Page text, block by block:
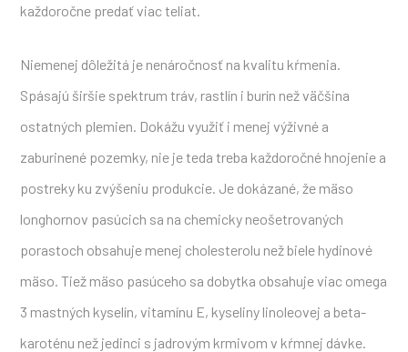
každoročne predať viac teliat.
Niemenej dôležitá je nenáročnosť na kvalitu kŕmenia.
Spásajú širšie spektrum tráv, rastlín i burín než väčšina
ostatných plemien. Dokážu využiť i menej výživné a
zaburinené pozemky, nie je teda treba každoročné hnojenie a
postreky ku zvýšeniu produkcie. Je dokázané, že mäso
longhornov pasúcich sa na chemicky neošetrovaných
porastoch obsahuje menej cholesterolu než biele hydinové
mäso. Tiež mäso pasúceho sa dobytka obsahuje viac omega
3 mastných kyselín, vitamínu E, kyseliny linoleovej a beta-
karoténu než jedinci s jadrovým krmivom v kŕmnej dávke.